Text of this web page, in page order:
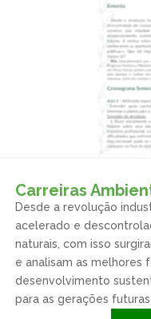
Carreiras
Desde a revolução
acelerado e
naturais, com isso
e analisam as melhores
desenvolvimento
para as gerações futuras.